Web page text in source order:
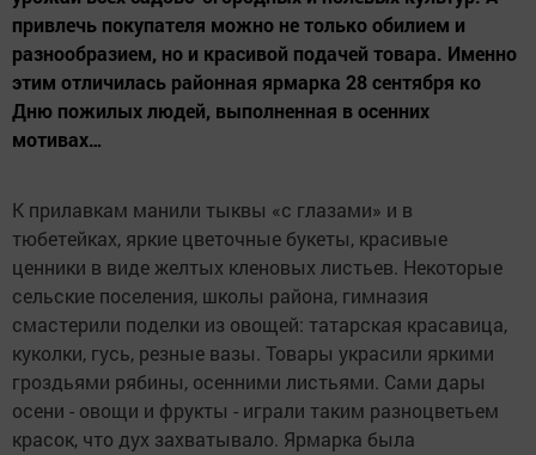
привлечь покупателя можно не только обилием и
разнообразием, но и красивой подачей товара. Именно
этим отличилась районная ярмарка 28 сентября ко
Дню пожилых людей, выполненная в осенних
мотивах…
К прилавкам манили тыквы «с глазами» и в
тюбетейках, яркие цветочные букеты, красивые
ценники в виде желтых кленовых листьев. Некоторые
сельские поселения, школы района, гимназия
смастерили поделки из овощей: татарская красавица,
куколки, гусь, резные вазы. Товары украсили яркими
гроздьями рябины, осенними листьями. Сами дары
осени - овощи и фрукты - играли таким разноцветьем
красок, что дух захватывало. Ярмарка была